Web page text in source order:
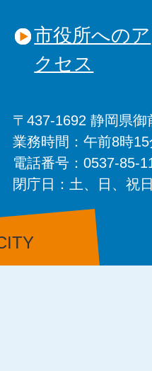
市役所へのア
クセス
〒437-1692 静岡県
業務時間：午前8時
電話番号：0537-85-
閉庁日：土、日、祝